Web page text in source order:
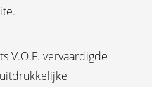
V.O.F. vervaardigde